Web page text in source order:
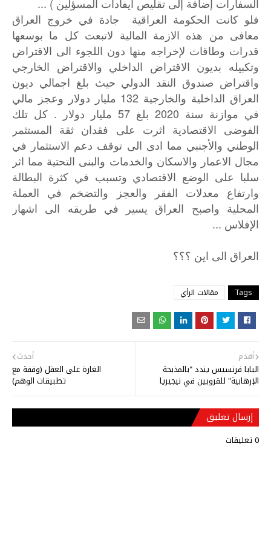
فلو كانت الحكومة العراقية جادة في خروج العراق
معافى من هذه الازمة المالية لاتبعت كل ما بوسعها
قدرات وطاقات لإخراجه منها دون اللجوء الى الاقتراض
وتكبيله بديون الاقتراض الداخلي والاقتراض الخارجي
واقتراض صندوق النقد الدولي حيث بلغ اجمالي ديون
العراق الداخلية والخارجية 132 مليار دولار وعجز مالي
في موازنة سنة 2020 بلغ 57 مليار دولار . كل تلك
الفوضى الاقتصادية اثرت على فقدان ثقة المستثمر
الوطني والأجنبي مما ادى الى توقف دعم الاستثمار في
مجال الاعمار والاسكان والخدمات والبنى التحتية مما اثر
سلبا على الوضع الاقتصادي وتسبب في كثرة البطالة
وارتفاع معدلات الفقر والعجز والتضخم في العملة
المحلية واصبح العراق يسير في طريقه الى اشهار
الإفلاس ...
العراق الى اين ؟؟؟
Tags مقالات الرأي
أحدث
الغارة على العقل (وقفة مع
تطبيقات الوهم)
أقدم
البابا فرنسيس يندد "بالمذبحة
الإرهابية" للقرويين في نيجيريا
إرسال تعليق
0 تعليقات